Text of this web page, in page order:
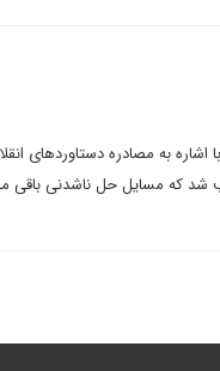
به مصادره دستاوردهای
که مسایل حل ناشدنی باقی